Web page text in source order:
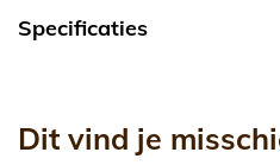
Specificaties
Dit vind je